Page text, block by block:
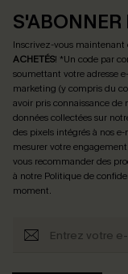
S'ABONNER
Inscrivez-vous
ACHETÉS! *Un code par
soumettant votre adresse
marketing (y compris du
avoir pris connaissance de
données collectées sur
des pixels intégrés à nos
mesurer votre
vous recommander des
à notre Politique de
moment.